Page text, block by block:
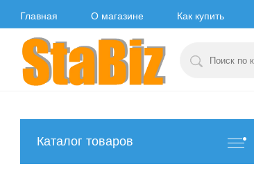
Главная О магазине Как купить
Каталог товаров